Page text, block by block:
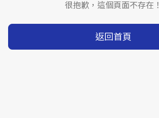
很抱歉，這個頁面不存在！
返回首頁